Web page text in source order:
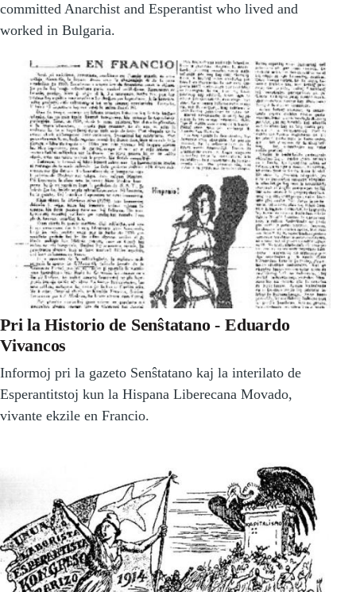
committed Anarchist and Esperantist who lived and
worked in Bulgaria.
Pri la Historio de Senŝtatano - Eduardo
Vivancos
Informoj pri la gazeto Senŝtatano kaj la interilato de
Esperantitstoj kun la Hispana Liberecana Movado,
vivante ekzile en Francio.